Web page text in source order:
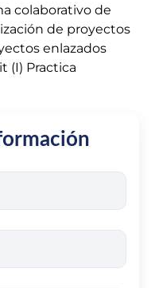
colaborativo de
de proyectos
enlazados
(I) Practica